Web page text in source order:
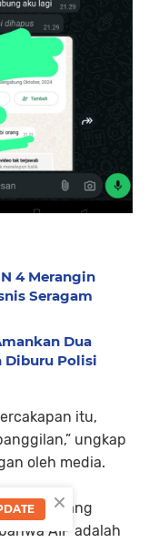
4 Merangin
Seragam
Dua
Diburu Polisi
itu,
ungkap
oleh media.
Sukur yang
AIP adalah
×